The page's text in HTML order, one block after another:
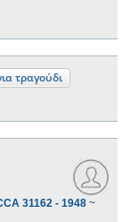
31162 - 1948 ~